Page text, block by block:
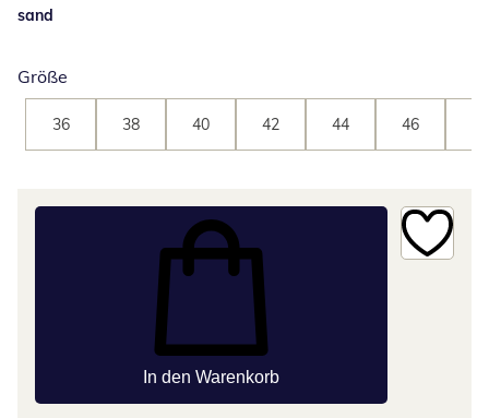
sand
Größe
36 38 40 42 44 46
In den Warenkorb